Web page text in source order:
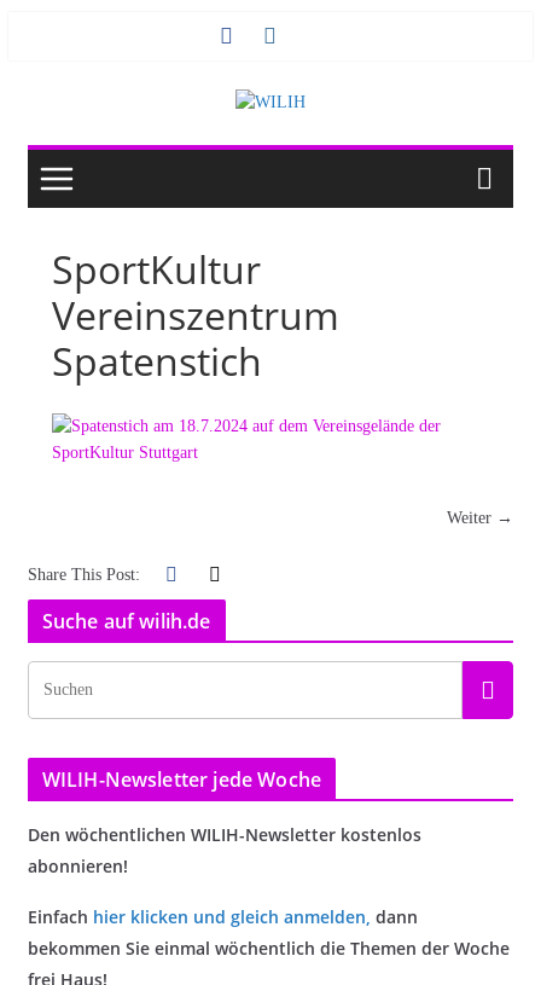
SportKultur
Vereinszentrum
Spatenstich
Weiter →
Share This Post:
Suche auf wilih.de
WILIH-Newsletter jede Woche
Den wöchentlichen WILIH-Newsletter kostenlos
abonnieren!
Einfach hier klicken und gleich anmelden, dann
bekommen Sie einmal wöchentlich die Themen der Woche
frei Haus!